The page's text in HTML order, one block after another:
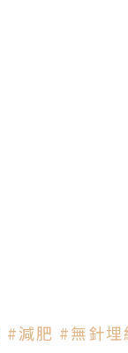
#減肥 #無針埋